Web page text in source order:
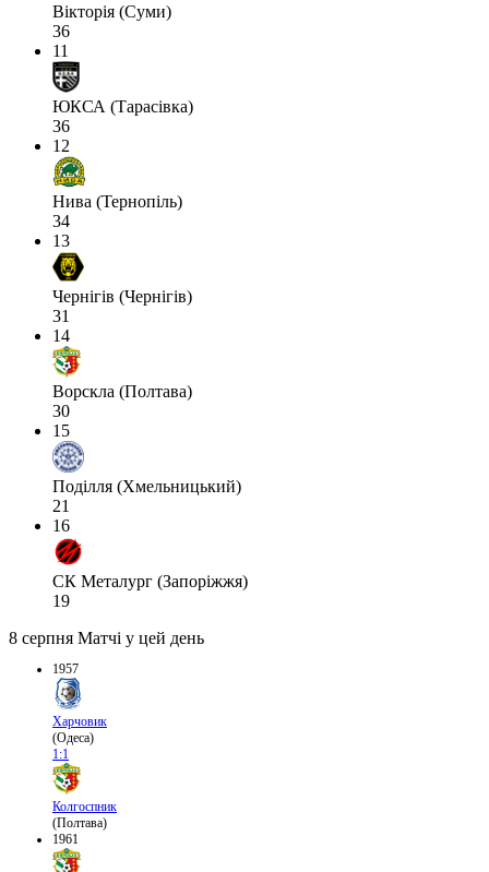
Вікторія (Суми)
36
11
ЮКСА (Тарасівка)
36
12
Нива (Тернопіль)
34
13
Чернігів (Чернігів)
31
14
Ворскла (Полтава)
30
15
Поділля (Хмельницький)
21
16
СК Металург (Запоріжжя)
19
8 серпня Матчі у цей день
1957
Харчовик
(Одеса)
1:1
Колгоспник
(Полтава)
1961